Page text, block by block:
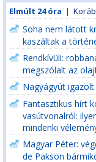
Elmúlt 24 óra |
Soha nem látott
kaszáltak a
Rendkívüli:
megszólalt az
Nagyágyút
Fantasztikus hírt
vasútvonalról:
mindenki
Magyar Péter:
de Pakson